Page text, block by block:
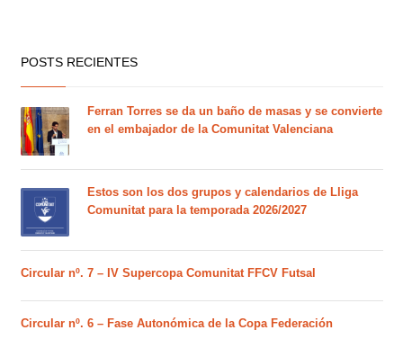
POSTS RECIENTES
Ferran Torres se da un baño de masas y se convierte
en el embajador de la Comunitat Valenciana
Estos son los dos grupos y calendarios de Lliga
Comunitat para la temporada 2026/2027
Circular nº. 7 – IV Supercopa Comunitat FFCV Futsal
Circular nº. 6 – Fase Autonómica de la Copa Federación